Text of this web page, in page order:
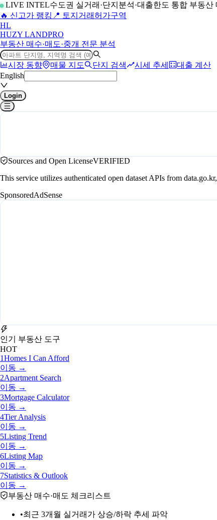
LIVE INTEL수도권 실거래·단지분석·대출한도 통합 부동산
🔥 신고가 랭킹 📍 토지거래허가구역
HL
HUZY LANDPRO
부동산 매수·매도·중개 전문 분석
시장 동향 매물 지도 단지 검색 시세 추세
대출 계산
English
Login
Sources and Open LicenseVERIFIED
This service utilizes authenticated open dataset APIs from
SponsoredAdSense
인기 부동산 도구
HOT
1Homes I Can Afford
이동 →
2Apartment Search
이동 →
3Mortgage Calculator
이동 →
4Tier Analysis
이동 →
5Listing Trend
이동 →
6Listing Map
이동 →
7Statistics & Outlook
이동 →
부동산 매수·매도 체크리스트
•최근 3개월 실거래가 상승/하락 추세 파악